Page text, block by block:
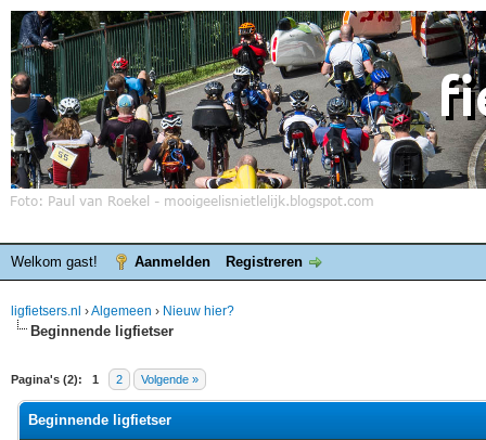
Welkom gast! Aanmelden Registreren
ligfietsers.nl ›Algemeen › Nieuw hier?
Beginnende ligfietser
Pagina's (2): 1 2 Volgende »
waardering is 0
Beginnende ligfietser